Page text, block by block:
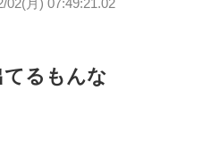
02(月) 07:49:21.02
るもんな